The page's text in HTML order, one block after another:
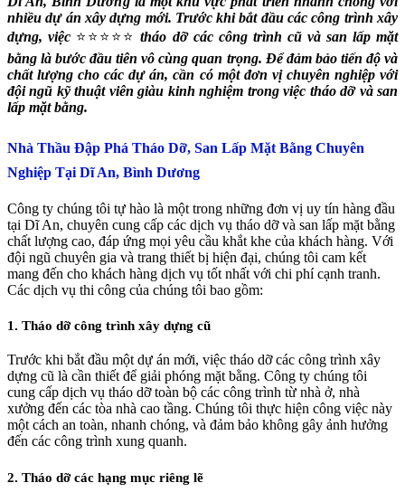
nhiều dự án xây dựng mới. Trước khi bắt đầu các công trình xây
dựng, việc ⭐⭐⭐⭐⭐tháo dỡ các công trình cũ và san lấp mặt
bằng là bước đầu tiên vô cùng quan trọng. Để đảm bảo tiến độ và
chất lượng cho các dự án, cần có một đơn vị chuyên nghiệp với
đội ngũ kỹ thuật viên giàu kinh nghiệm trong việc tháo dỡ và san
lấp mặt bằng.
Nhà Thầu Đập Phá Tháo Dỡ, San Lấp Mặt Bằng Chuyên
Nghiệp Tại Dĩ An, Bình Dương
Công ty chúng tôi tự hào là một trong những đơn vị uy tín hàng đầu
tại Dĩ An, chuyên cung cấp các dịch vụ tháo dỡ và san lấp mặt bằng
chất lượng cao, đáp ứng mọi yêu cầu khắt khe của khách hàng. Với
đội ngũ chuyên gia và trang thiết bị hiện đại, chúng tôi cam kết
mang đến cho khách hàng dịch vụ tốt nhất với chi phí cạnh tranh.
Các dịch vụ thi công của chúng tôi bao gồm:
1. Tháo dỡ công trình xây dựng cũ
Trước khi bắt đầu một dự án mới, việc tháo dỡ các công trình xây
dựng cũ là cần thiết để giải phóng mặt bằng. Công ty chúng tôi
cung cấp dịch vụ tháo dỡ toàn bộ các công trình từ nhà ở, nhà
xưởng đến các tòa nhà cao tầng. Chúng tôi thực hiện công việc này
một cách an toàn, nhanh chóng, và đảm bảo không gây ảnh hưởng
đến các công trình xung quanh.
2. Tháo dỡ các hạng mục riêng lẽ